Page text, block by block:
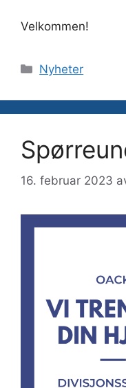
Velkommen!
Kategorier
Nyheter
16. februar 2023